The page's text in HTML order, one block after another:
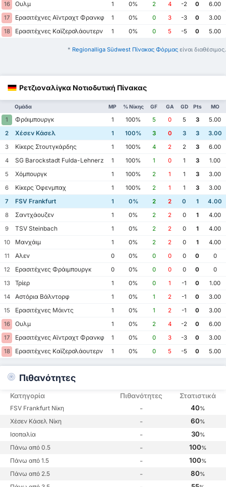
16
Ουλμ 1 0% 2 4 -2 0
6.00
17
Ερασιτέχνες Αϊντραχτ Φρανκφούρτης
1 0% 0 3 -3 0
3.00
18
Ερασιτέχνες Καϊζερσλάουτερν 1 0% 0 5 -5 0 5.00
* Regionalliga Südwest Πίνακας Φόρμας είναι διαθέσιμος.
Ρετζιοναλίγκα Νοτιοδυτική Πίνακας
Ομάδα MP % Νίκης GF GA GD Pts ΜΟ
1 Φράιμπουργκ 1 100% 5 0 5 3
5.00
2
Χέσεν Κάσελ 1 100% 3 0 3 3
3.00
3
Κίκερς Στουτγκάρδης 1 100% 4 2 2 3
6.00
4
SG Barockstadt Fulda-Lehnerz 1 100% 1 0 1 3
1.00
5
Χόμπουργκ 1 100% 2 1 1 3
3.00
6
Κίκερς Όφενμπαχ 1 100% 2 1 1 3
3.00
7
FSV Frankfurt 1 0% 2 2 0 1
4.00
8
Σαντχάουζεν 1 0% 2 2 0 1
4.00
9
TSV Steinbach 1 0% 2 2 0 1
4.00
10
Μανχάιμ 1 0% 2 2 0 1
4.00
11
Αλεν 0 0% 0 0 0 0
0
12
Ερασιτέχνες Φράιμπουργκ 0 0% 0 0 0 0
0
13
Τρίερ 1 0% 0 1 -1 0
1.00
14
Αστόρια Βάλντορφ 1 0% 1 2 -1 0
3.00
15
Ερασιτέχνες Μάιντς 1 0% 1 2 -1 0
3.00
16
Ουλμ 1 0% 2 4 -2 0
6.00
17
Ερασιτέχνες Αϊντραχτ Φρανκφούρτης
1 0% 0 3 -3 0
3.00
18
Ερασιτέχνες Καϊζερσλάουτερν 1 0% 0 5 -5 0 5.00
Πιθανότητες
Κατηγορία Πιθανότητες Στατιστικά
FSV Frankfurt Νίκη - 40%
Χέσεν Κάσελ Νίκη - 60%
Ισοπαλία - 30%
Πάνω από 0.5 - 100%
Πάνω από 1.5 - 100%
Πάνω από 2.5 - 80%